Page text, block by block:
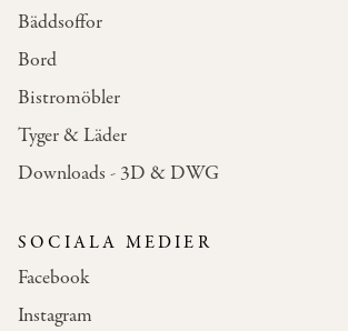
Bäddsoffor
Bord
Bistromöbler
Tyger & Läder
Downloads - 3D & DWG
SOCIALA MEDIER
Facebook
Instagram